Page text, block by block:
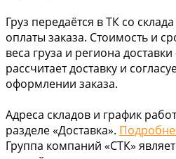
Груз передаётся в ТК со
оплаты заказа. Стоимость и
веса груза и региона
рассчитает доставку и
оформлении заказа.
Адреса складов и график
разделе «Доставка».
Группа компаний «СТК»